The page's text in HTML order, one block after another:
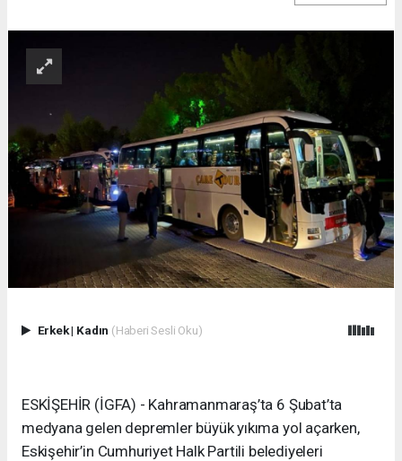
Erkek| Kadın (Haberi Sesli Oku)
ESKİŞEHİR (İGFA) - Kahramanmaraş’ta 6 Şubat’ta
medyana gelen depremler büyük yıkıma yol açarken,
Eskişehir’in Cumhuriyet Halk Partili belediyeleri